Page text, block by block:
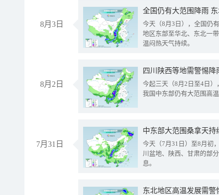
8月3日
全国仍有大范围降雨
今天（8月3日），全国仍
地区东部至华北、东北一
温闷热天气持续。
8月2日
今起三天（8月2日至4日
我国中东部仍有大范围高
7月31日
中东部大范围桑拿天
今天（7月31日）至8月初
川盆地、陕西、甘肃的部
息。
东北地区高温发展需